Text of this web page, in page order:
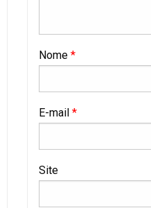
Nome *
E-mail *
Site